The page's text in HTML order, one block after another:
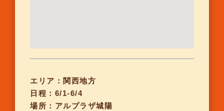
エリア：関西地方
日程：6/1-6/4
場所：アルプラザ城陽